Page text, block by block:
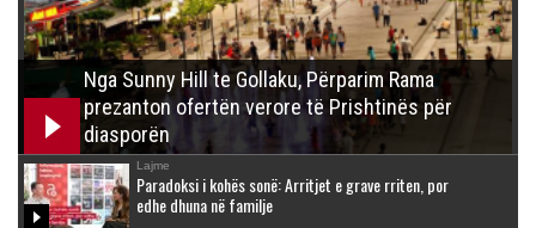
Nga Sunny Hill te Gollaku, Përparim Rama
prezanton ofertën verore të Prishtinës për
diasporën
Lajme
Paradoksi i kohës sonë: Arritjet e grave rriten, por
edhe dhuna në familje